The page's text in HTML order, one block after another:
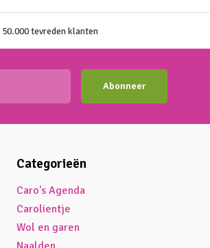
50.000 tevreden klanten
Abonneer
Categorieën
Caro's Agenda
Carolientje
Wol en garen